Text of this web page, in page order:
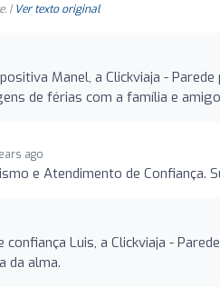
| Ver texto original
Manel, a Clickviaja -
de férias com a família e
ago
e Atendimento de Confiança.
Luis, a Clickviaja -
da alma.